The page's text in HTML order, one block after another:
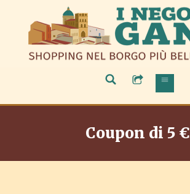
Coupon di 5 €